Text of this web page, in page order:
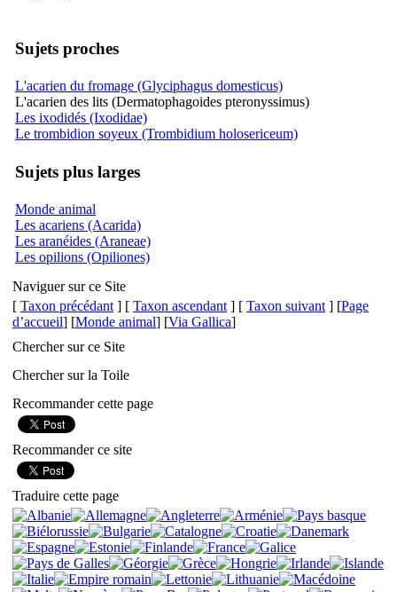
Sujets proches
L'acarien du fromage (Glyciphagus domesticus)
L'acarien des lits (Dermatophagoides pteronyssimus)
Les ixodidés (Ixodidae)
Le trombidion soyeux (Trombidium holosericeum)
Sujets plus larges
Monde animal
Les acariens (Acarida)
Les aranéides (Araneae)
Les opilions (Opiliones)
Naviguer sur ce Site
[ Taxon précédant ] [ Taxon ascendant ] [ Taxon suivant ] [Page
d’accueil] [Monde animal] [Via Gallica]
Chercher sur ce Site
Chercher sur la Toile
Recommander cette page
Recommander ce site
Traduire cette page